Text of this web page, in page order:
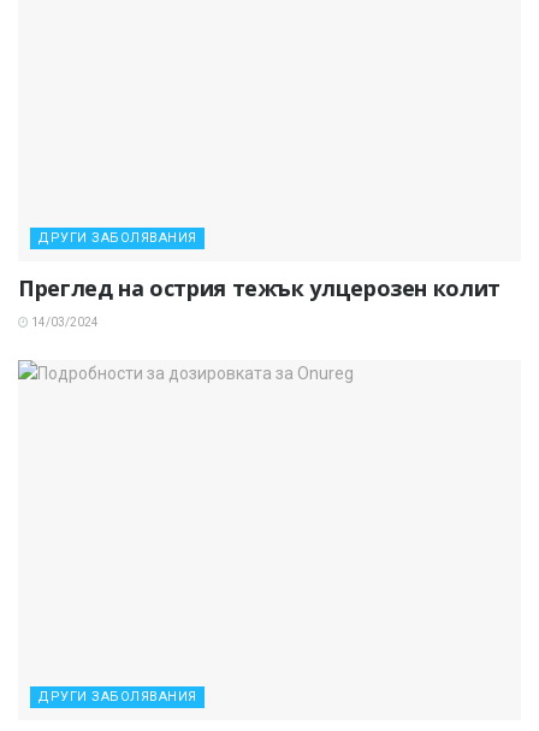
ДРУГИ ЗАБОЛЯВАНИЯ
Преглед на острия тежък улцерозен колит
14/03/2024
ДРУГИ ЗАБОЛЯВАНИЯ